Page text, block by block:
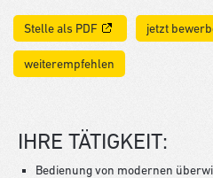
Stelle als PDF jetzt
weiterempfehlen
IHRE TÄTIGKEIT:
Bedienung von modernen